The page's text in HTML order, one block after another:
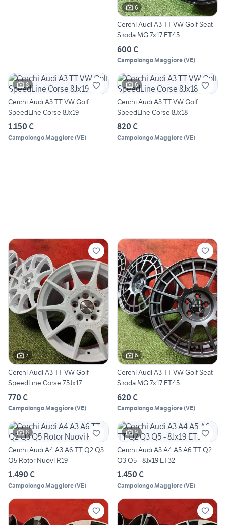
6
Cerchi Audi A3 TT VW Golf Seat
Skoda MG 7x17 ET45
600 €
Campolongo Maggiore(VE)
8
Cerchi Audi A3 TT VW Golf
SpeedLine Corse 8Jx19
1.150 €
Campolongo Maggiore(VE)
6
Cerchi Audi A3 TT VW Golf
SpeedLine Corse 8Jx18
820 €
Campolongo Maggiore(VE)
7
Cerchi Audi A3 TT VW Golf
SpeedLine Corse 7.5Jx17
770 €
Campolongo Maggiore(VE)
6
Cerchi Audi A3 TT VW Golf Seat
Skoda MG 7x17 ET45
620 €
Campolongo Maggiore(VE)
8
Cerchi Audi A4 A3 A6 TT Q2 Q3
Q5 Rotor Nuovi R19
1.490 €
Campolongo Maggiore(VE)
9
Cerchi Audi A3 A4 A5 A6 TT Q2
Q3 Q5 - 8Jx19 ET32
1.450 €
Campolongo Maggiore(VE)